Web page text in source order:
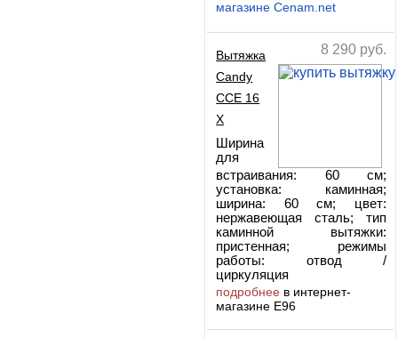
магазине Cenam.net
8 290 руб.
Вытяжка
Candy
CCE 16
X
Ширина
для
встраивания: 60 см;
установка: каминная;
ширина: 60 см; цвет:
нержавеющая сталь; тип
каминной вытяжки:
пристенная; режимы
работы: отвод /
циркуляция
подробнее в интернет-
магазине E96